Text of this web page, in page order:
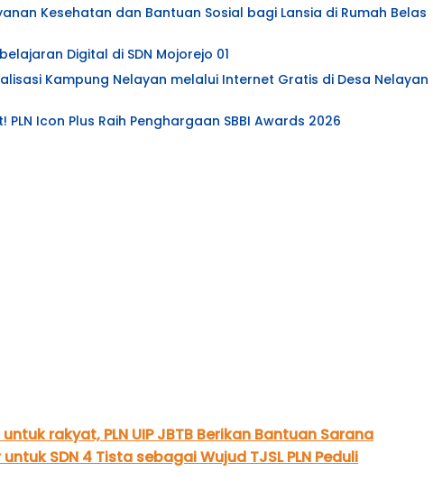
Kesehatan dan Bantuan Sosial bagi Lansia di Rumah Belas
Digital di SDN Mojorejo 01
Kampung Nelayan melalui Internet Gratis di Desa Nelayan
Icon Plus Raih Penghargaan SBBI Awards 2026
untuk rakyat, PLN UIP JBTB Berikan Bantuan Sarana
SDN 4 Tista sebagai Wujud TJSL PLN Peduli